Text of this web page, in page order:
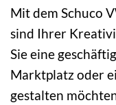
Mit dem Schuco
sind Ihrer
Sie eine
Marktplatz oder
gestalten